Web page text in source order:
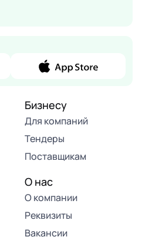
Бизнесу
Для компаний
Тендеры
Поставщикам
О нас
О компании
Реквизиты
Вакансии